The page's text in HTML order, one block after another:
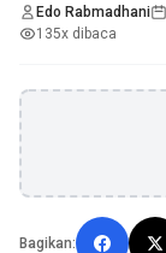
Edo Rabmadhani
135x dibaca
Bagikan: